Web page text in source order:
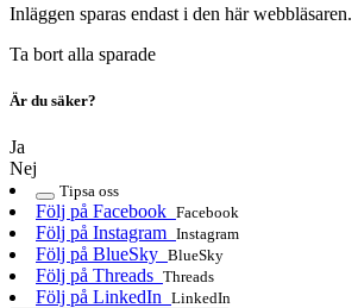
Inläggen sparas endast i den här webbläsaren.
Ta bort alla sparade
Är du säker?
Ja
Nej
Tipsa oss
Följ på Facebook Facebook
Följ på Instagram Instagram
Följ på BlueSky BlueSky
Följ på Threads Threads
Följ på LinkedIn LinkedIn